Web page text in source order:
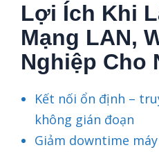
Lợi Ích Khi
Mạng LAN,
Nghiệp Cho
Kết nối ổn định –
không gián đoạn
Giảm downtime